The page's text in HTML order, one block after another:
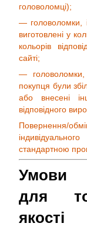
головоломці);
— головоломки,
виготовлені у
кольорів
сайті;
— головоломки,
покупця були
або внесені
відповідного
Повернення/
стандартною
Умови
для
якості